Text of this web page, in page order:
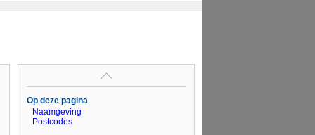
Op deze pagina
Naamgeving
Postcodes